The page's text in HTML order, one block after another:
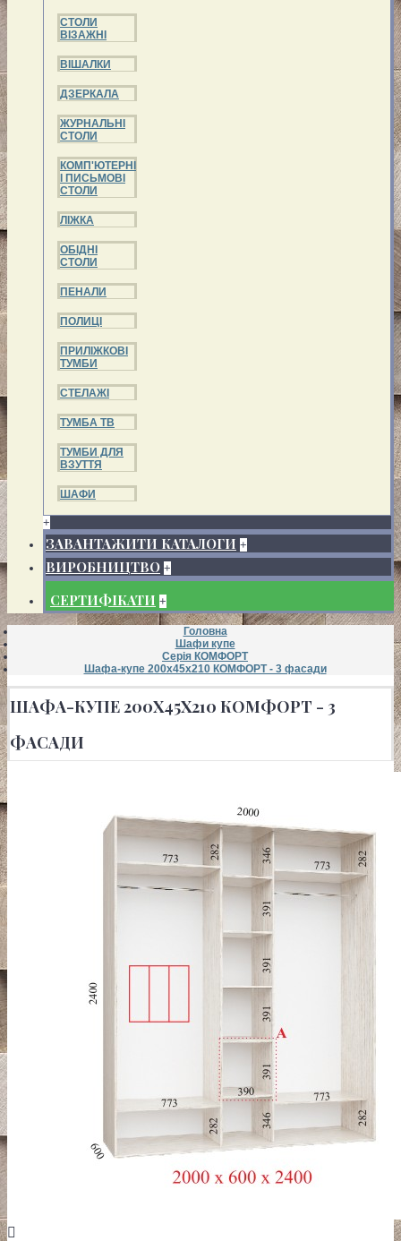
СТОЛИ
ВІЗАЖНІ
ВІШАЛКИ
ДЗЕРКАЛА
ЖУРНАЛЬНІ
СТОЛИ
КОМП'ЮТЕРНІ
І ПИСЬМОВІ
СТОЛИ
ЛІЖКА
ОБІДНІ
СТОЛИ
ПЕНАЛИ
ПОЛИЦІ
ПРИЛІЖКОВІ
ТУМБИ
СТЕЛАЖІ
ТУМБА ТВ
ТУМБИ ДЛЯ
ВЗУТТЯ
ШАФИ
+
ЗАВАНТАЖИТИ КАТАЛОГИ +
ВИРОБНИЦТВО +
СЕРТИФІКАТИ +
Головна
Шафи купе
Серія КОМФОРТ
Шафа-купе 200х45х210 КОМФОРТ - 3 фасади
ШАФА-КУПЕ 200Х45Х210 КОМФОРТ - 3
ФАСАДИ